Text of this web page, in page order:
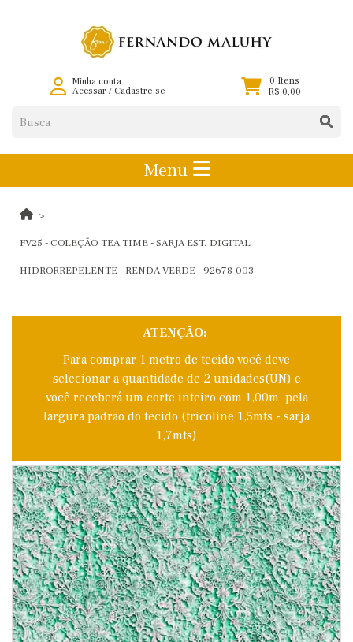
Minha conta
Acessar/ Cadastre-se
0 Itens
R$ 0,00
Menu
FV25 - COLEÇÃO TEA TIME - SARJA EST. DIGITAL
HIDRORREPELENTE - RENDA VERDE - 92678-003
ATENÇÃO:
Para comprar 1 metro de tecido você deve
selecionar a quantidade de 2 unidades(UN) e
você receberá um corte inteiro com 1,00m pela
largura padrão do tecido (tricoline 1,5mts - sarja
1,7mts)